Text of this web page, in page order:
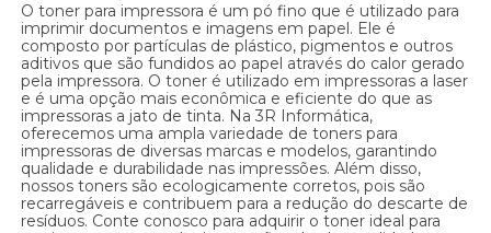
O toner para impressora é um pó fino que é utilizado para
imprimir documentos e imagens em papel. Ele é
composto por partículas de plástico, pigmentos e outros
aditivos que são fundidos ao papel através do calor gerado
pela impressora. O toner é utilizado em impressoras a laser
e é uma opção mais econômica e eficiente do que as
impressoras a jato de tinta. Na 3R Informática,
oferecemos uma ampla variedade de toners para
impressoras de diversas marcas e modelos, garantindo
qualidade e durabilidade nas impressões. Além disso,
nossos toners são ecologicamente corretos, pois são
recarregáveis e contribuem para a redução do descarte de
resíduos. Conte conosco para adquirir o toner ideal para